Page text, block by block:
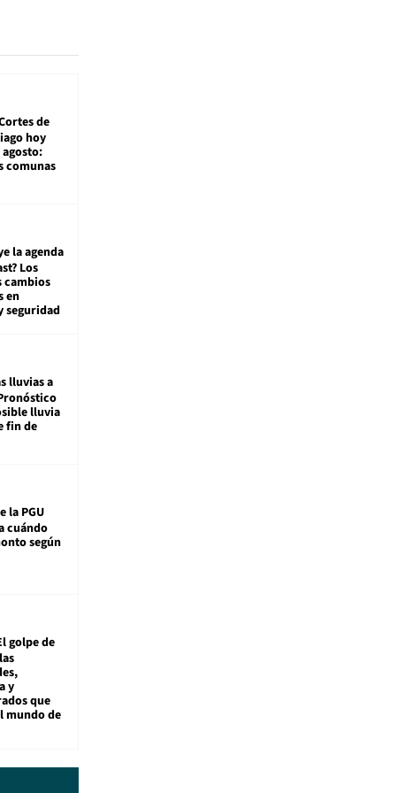
de
hoy
agosto:
comunas
la agenda
Los
cambios
en
seguridad
lluvias a
lluvia
fin de
la PGU
cuándo
según
golpe de
y
que
mundo de